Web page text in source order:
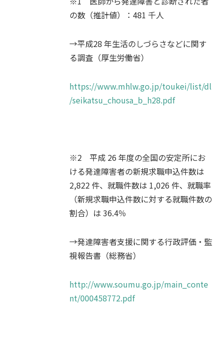
の数（推計値）：481 千人
→平成28 年生活のしづらさなどに関す
る調査（厚生労働省）
https://www.mhlw.go.jp/toukei/list/dl
/seikatsu_chousa_b_h28.pdf
※2 平成 26 年度の全国の安定所にお
ける発達障害者の新規求職申込件数は
2,822 件、就職件数は 1,026 件、就職率
（新規求職申込件数に対する就職件数の
割合）は 36.4％
→発達障害者支援に関する行政評価・監
視報告書（総務省）
http://www.soumu.go.jp/main_conte
nt/000458772.pdf